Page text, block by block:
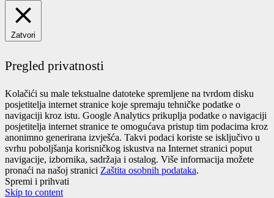
Zatvori
Pregled privatnosti
Kolačići su male tekstualne datoteke spremljene na tvrdom disku
posjetitelja internet stranice koje spremaju tehničke podatke o
navigaciji kroz istu. Google Analytics prikuplja podatke o navigaciji
posjetitelja internet stranice te omogućava pristup tim podacima kroz
anonimno generirana izvješća. Takvi podaci koriste se isključivo u
svrhu poboljšanja korisničkog iskustva na Internet stranici poput
navigacije, izbornika, sadržaja i ostalog. Više informacija možete
pronaći na našoj stranici Zaštita osobnih podataka.
Spremi i prihvati
Skip to content